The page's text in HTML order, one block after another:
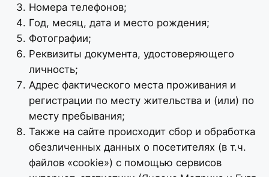
Номера телефонов;
Год, месяц, дата и место рождения;
Фотографии;
Реквизиты документа, удостоверяющего
личность;
Адрес фактического места проживания и
регистрации по месту жительства и (или) по
месту пребывания;
Также на сайте происходит сбор и обработка
обезличенных данных о посетителях (в т.ч.
файлов «cookie») с помощью сервисов